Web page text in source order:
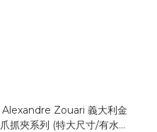
Alexandre Zouari 義大利金
爪抓夾系列 (特大尺寸/有水晶